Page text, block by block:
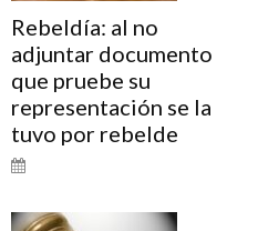
Rebeldía: al no
adjuntar documento
que pruebe su
representación se la
tuvo por rebelde